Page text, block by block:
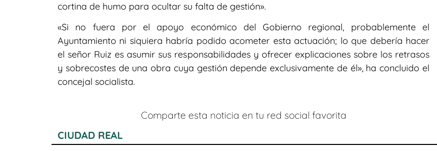
cortina de humo para ocultar su falta de gestión».
«Si no fuera por el apoyo económico del Gobierno regional, probablemente el
Ayuntamiento ni siquiera habría podido acometer esta actuación; lo que debería hacer
el señor Ruiz es asumir sus responsabilidades y ofrecer explicaciones sobre los retrasos
y sobrecostes de una obra cuya gestión depende exclusivamente de él», ha concluido el
concejal socialista.
Comparte esta noticia en tu red social favorita
CIUDAD REAL